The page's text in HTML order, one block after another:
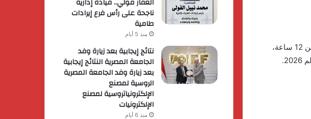
وصلت بعثة منتخبنا الوطني الأول لكرة القدم إلى ولاية أوهايو بأمريكا، بعد رحلة طيران استمرّت أكثر من 12 ساعة،
ناجحة على رأس فرع إيرادات
طامية
منذ 5 أيام
نتائج إيجابية بعد زيارة وفد
الجامعة المصرية النتائج إيجابية
بعد زيارة وفد الجامعة المصرية
الروسية لمصنع
الإلكترونياتروسية لمصنع
الإلكترونيات
منذ 6 أيام